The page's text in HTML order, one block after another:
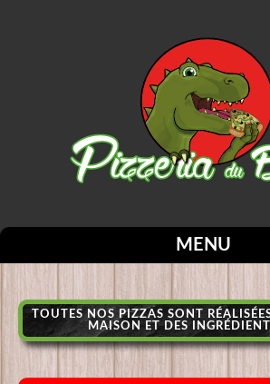
MENU
TOUTES NOS PIZZAS SONT
MAISON ET DES